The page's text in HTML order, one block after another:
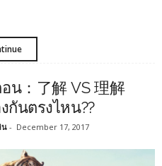
น：了解 VS 理解
กันตรงไหน??
น - December 17, 2017